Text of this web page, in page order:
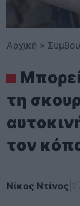
Αρχική »
τη
τον
Νίκος Ντίνος